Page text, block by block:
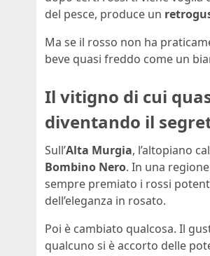
del pesce, produce un
Ma se il rosso non ha
beve quasi freddo come un
Il vitigno di cui
diventando il
Sull’Alta Murgia, l’altopiano
Bombino Nero. In una
sempre premiato i rossi
dell’eleganza in rosato.
Poi è cambiato qualcosa. Il
qualcuno si è accorto delle